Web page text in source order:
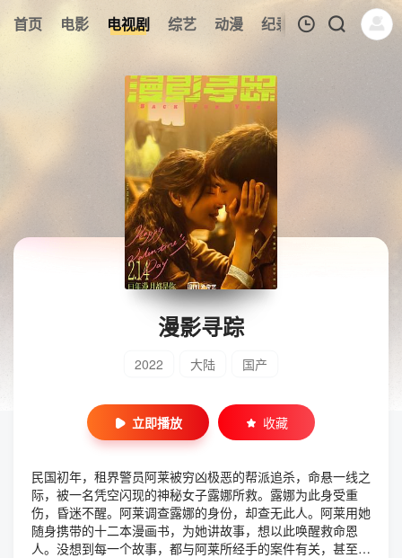
首页 电影 电视剧 综艺 动漫 纪录片 午夜剧场
我的观影记录
暂无观看影片的记录
漫影寻踪
2022 大陆 国产
立即播放 收藏
民国初年，租界警员阿莱被穷凶极恶的帮派追杀，命悬一线之
际，被一名凭空闪现的神秘女子露娜所救。露娜为此身受重
伤，昏迷不醒。阿莱调查露娜的身份，却查无此人。阿莱用她
随身携带的十二本漫画书，为她讲故事，想以此唤醒救命恩
人。没想到每一个故事，都与阿莱所经手的案件有关，甚至可